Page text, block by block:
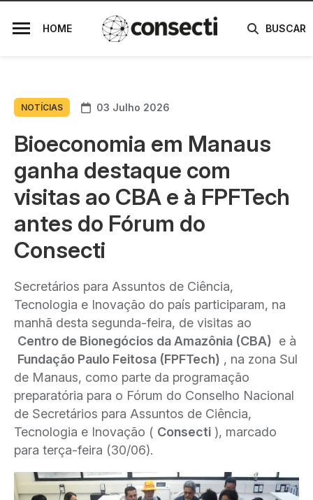
HOME BUSCAR
NOTÍCIAS 03 Julho 2026
Bioeconomia em Manaus
ganha destaque com
visitas ao CBA e à FPFTech
antes do Fórum do
Consecti
Secretários para Assuntos de Ciência,
Tecnologia e Inovação do país participaram, na
manhã desta segunda-feira, de visitas ao
Centro de Bionegócios da Amazônia (CBA) e à
Fundação Paulo Feitosa (FPFTech) , na zona Sul
de Manaus, como parte da programação
preparatória para o Fórum do Conselho Nacional
de Secretários para Assuntos de Ciência,
Tecnologia e Inovação ( Consecti ), marcado
para terça-feira (30/06).